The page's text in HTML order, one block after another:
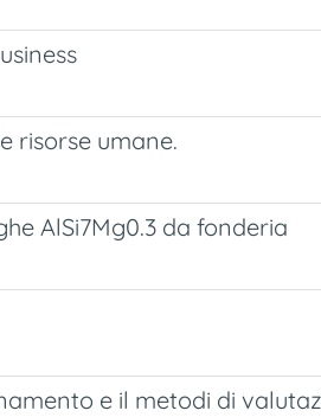
risorse umane.
AlSi7Mg0.3 da fonderia
e il metodi di